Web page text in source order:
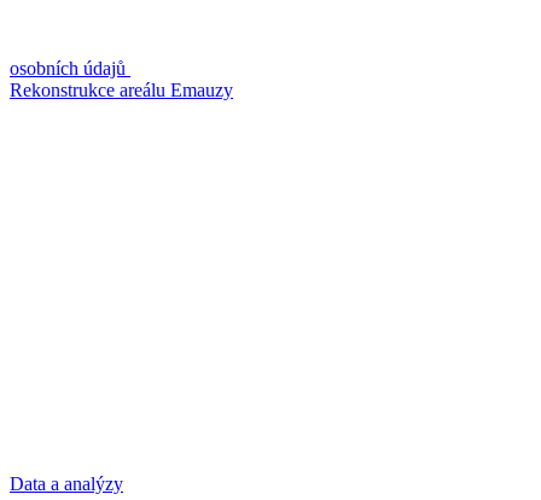
osobních údajů
Rekonstrukce areálu Emauzy
Data a analýzy